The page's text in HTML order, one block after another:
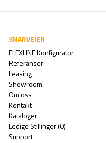
SNARVEIER
FLEXLINE Konfigurator
Referanser
Leasing
Showroom
Om oss
Kontakt
Kataloger
Ledige Stillinger (0)
Support